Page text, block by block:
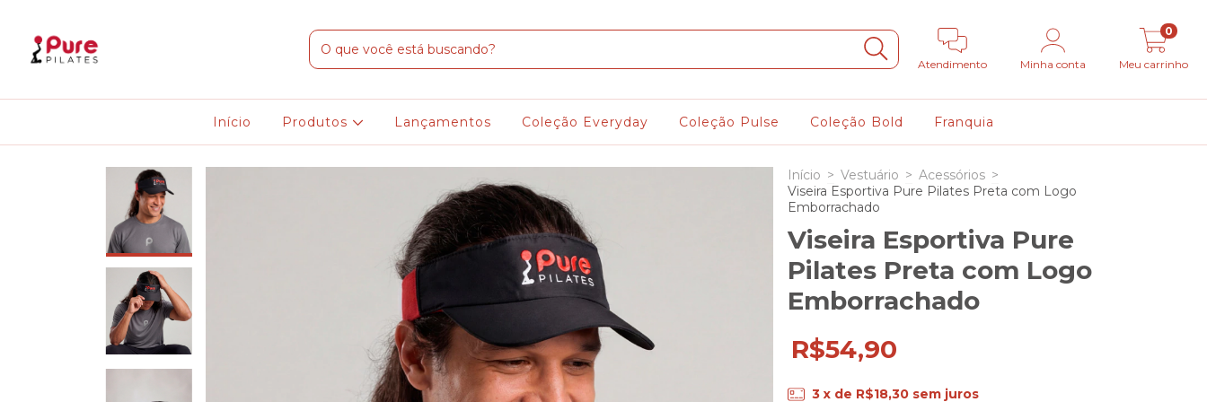
Atendimento Minha conta Meu carrinho
0
Início Produtos Lançamentos Coleção Everyday Coleção Pulse Coleção Bold Franquia
Início > Vestuário > Acessórios >
Viseira Esportiva Pure Pilates Preta com Logo
Emborrachado
Viseira Esportiva Pure
Pilates Preta com Logo
Emborrachado
R$54,90
3 x de R$18,30 sem juros